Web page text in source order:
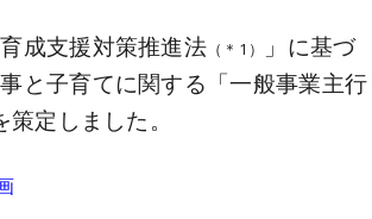
成支援対策推進法 （＊1）
」に基づ
と子育てに関する「一般事業主行
策定しました。